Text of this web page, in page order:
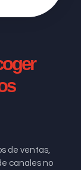
de ventas,
canales no